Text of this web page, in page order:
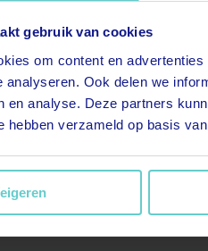
gebruik van cookies
om content en
analyseren. Ook delen we
en analyse. Deze partners
hebben verzameld op basis